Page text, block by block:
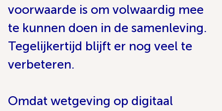
voorwaarde is om volwaardig mee
te kunnen doen in de samenleving.
Tegelijkertijd blijft er nog veel te
verbeteren.
Omdat wetgeving op digitaal